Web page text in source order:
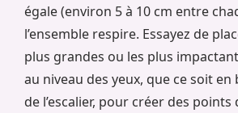
égale (environ 5 à 10 cm entre
l’ensemble respire. Essayez de
plus grandes ou les plus
au niveau des yeux, que ce soit en
de l’escalier, pour créer des points